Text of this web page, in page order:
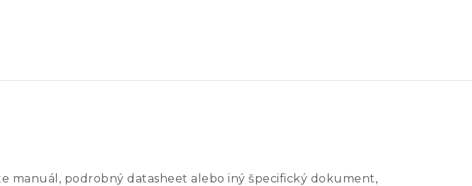
manuál, podrobný datasheet alebo iný špecifický dokument,